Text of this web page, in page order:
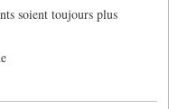
soient toujours plus